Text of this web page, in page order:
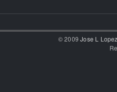
© 2009Jose L